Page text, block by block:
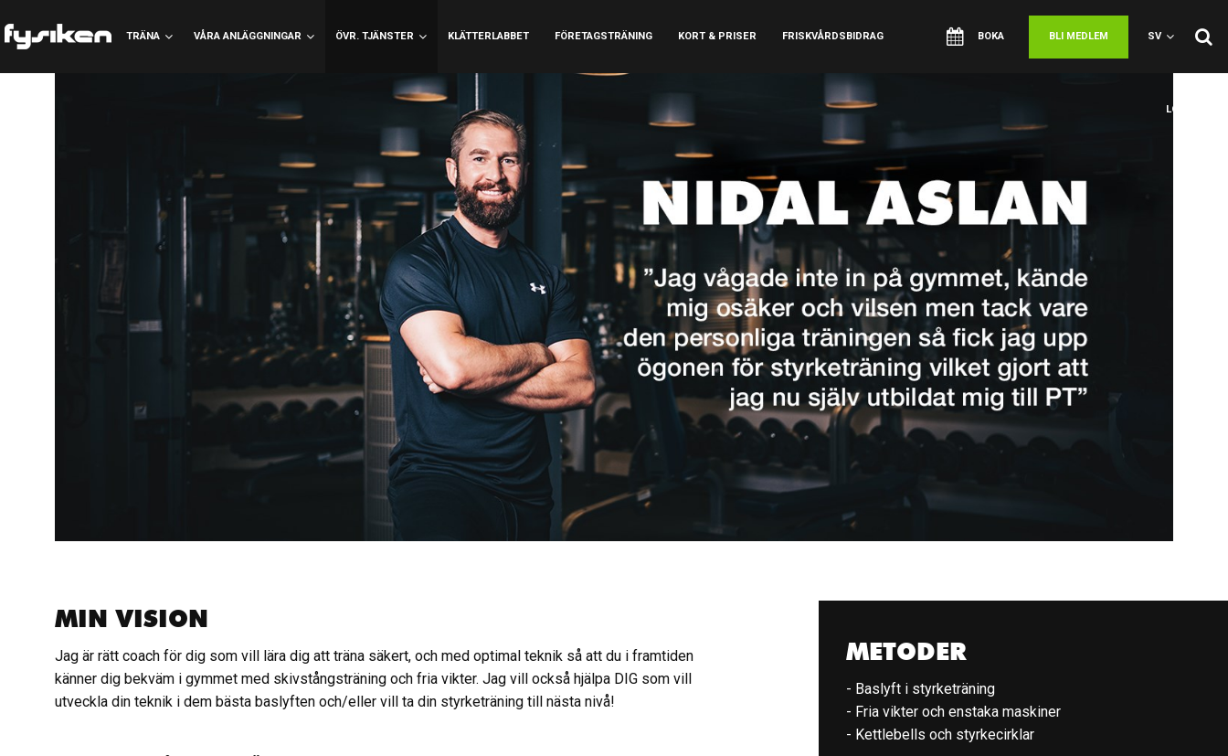
TRÄNA VÅRA ANLÄGGNINGAR ÖVR. TJÄNSTER KLÄTTERLABBET FÖRETAGSTRÄNING KORT & PRISER FRISKVÅRDSBIDRAG SV
BLI MEDLEM
BOKA
LOGGA IN
MIN VISION
Jag är rätt coach för dig som vill lära dig att träna säkert, och med optimal teknik så att du i framtiden
känner dig bekväm i gymmet med skivstångsträning och fria vikter. Jag vill också hjälpa DIG som vill
utveckla din teknik i dem bästa baslyften och/eller vill ta din styrketräning till nästa nivå!
METODER
- Baslyft i styrketräning
- Fria vikter och enstaka maskiner
- Kettlebells och styrkecirklar